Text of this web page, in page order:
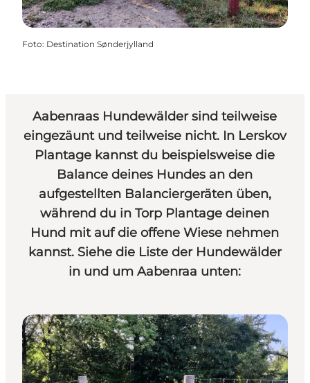
Foto: Destination Sønderjylland
Aabenraas Hundewälder sind teilweise
eingezäunt und teilweise nicht. In Lerskov
Plantage kannst du beispielsweise die
Balance deines Hundes an den
aufgestellten Balanciergeräten üben,
während du in Torp Plantage deinen
Hund mit auf die offene Wiese nehmen
kannst. Siehe die Liste der Hundewälder
in und um Aabenraa unten: